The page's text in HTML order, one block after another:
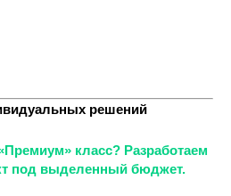
решений
класс? Разработаем
под выделенный бюджет.